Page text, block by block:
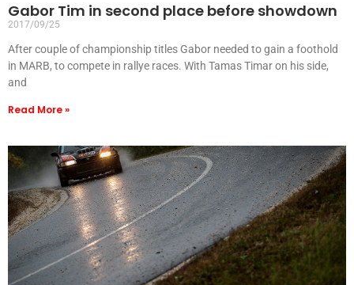
Gabor Tim in second place before showdown
2017/09/25
After couple of championship titles Gabor needed to gain a foothold
in MARB, to compete in rallye races. With Tamas Timar on his side,
and
Read More »